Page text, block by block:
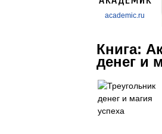
academic.ru
Книга:
денег и